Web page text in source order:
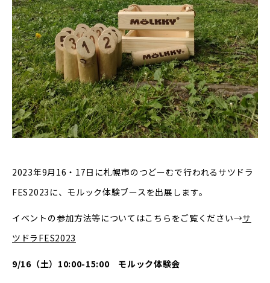
2023年9月16・17日に札幌市のつどーむで行われるサツドラ
FES2023に、モルック体験ブースを出展します。
イベントの参加方法等についてはこちらをご覧ください→サ
ツドラFES2023
9/16（土）10:00-15:00 モルック体験会